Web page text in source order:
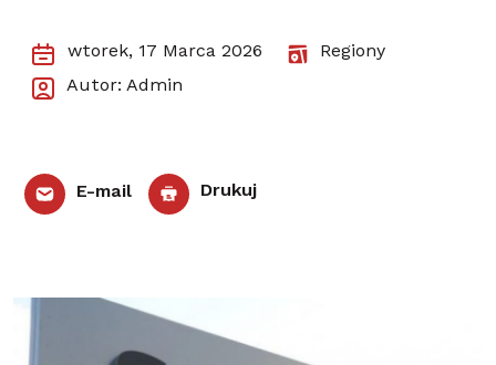
wtorek, 17 Marca 2026
Regiony
Autor: Admin
E-mail Drukuj